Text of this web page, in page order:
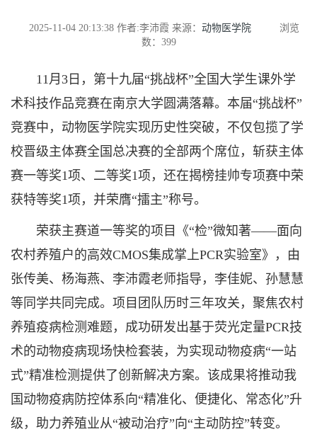
2025-11-04 20:13:38 作者:李沛霞 来源： 动物医学院
浏览
数： 399
11月3日，第十九届“挑战杯”全国大学生课外学
术科技作品竞赛在南京大学圆满落幕。本届“挑战杯”
竞赛中，动物医学院实现历史性突破，不仅包揽了学
校晋级主体赛全国总决赛的全部两个席位，斩获主体
赛一等奖1项、二等奖1项，还在揭榜挂帅专项赛中荣
获特等奖1项，并荣膺“擂主”称号。
荣获主赛道一等奖的项目《“检”微知著——面向
农村养殖户的高效CMOS集成掌上PCR实验室》，由
张传美、杨海燕、李沛霞老师指导，李佳妮、孙慧慧
等同学共同完成。项目团队历时三年攻关，聚焦农村
养殖疫病检测难题，成功研发出基于荧光定量PCR技
术的动物疫病现场快检套装，为实现动物疫病“一站
式”精准检测提供了创新解决方案。该成果将推动我
国动物疫病防控体系向“精准化、便捷化、常态化”升
级，助力养殖业从“被动治疗”向“主动防控”转变。